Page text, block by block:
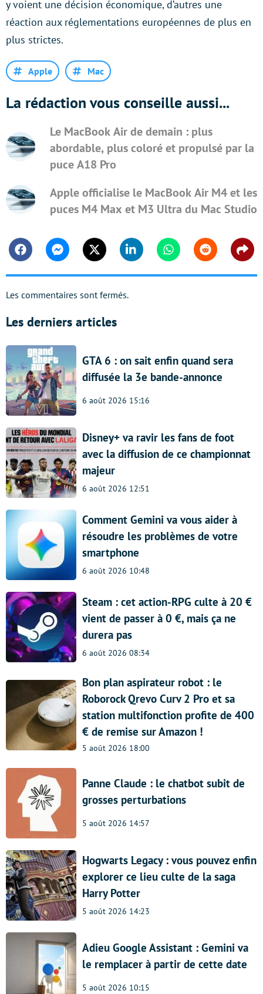
y voient une décision économique, d’autres une
réaction aux réglementations européennes de plus en
plus strictes.
Apple Mac
La rédaction vous conseille aussi...
Le MacBook Air de demain : plus
abordable, plus coloré et propulsé par la
puce A18 Pro
Apple officialise le MacBook Air M4 et les
puces M4 Max et M3 Ultra du Mac Studio
FacebookMessengerTwitter Linkedin WhatsappReddit
Les commentaires sont fermés.
Les derniers articles
GTA 6 : on sait enfin quand sera
diffusée la 3e bande-annonce
6 août 2026 15:16
Disney+ va ravir les fans de foot
avec la diffusion de ce championnat
majeur
6 août 2026 12:51
Comment Gemini va vous aider à
résoudre les problèmes de votre
smartphone
6 août 2026 10:48
Steam : cet action-RPG culte à 20 €
vient de passer à 0 €, mais ça ne
durera pas
6 août 2026 08:34
Bon plan aspirateur robot : le
Roborock Qrevo Curv 2 Pro et sa
station multifonction profite de 400
€ de remise sur Amazon !
5 août 2026 18:00
Panne Claude : le chatbot subit de
grosses perturbations
5 août 2026 14:57
Hogwarts Legacy : vous pouvez enfin
explorer ce lieu culte de la saga
Harry Potter
5 août 2026 14:23
Adieu Google Assistant : Gemini va
le remplacer à partir de cette date
5 août 2026 10:15